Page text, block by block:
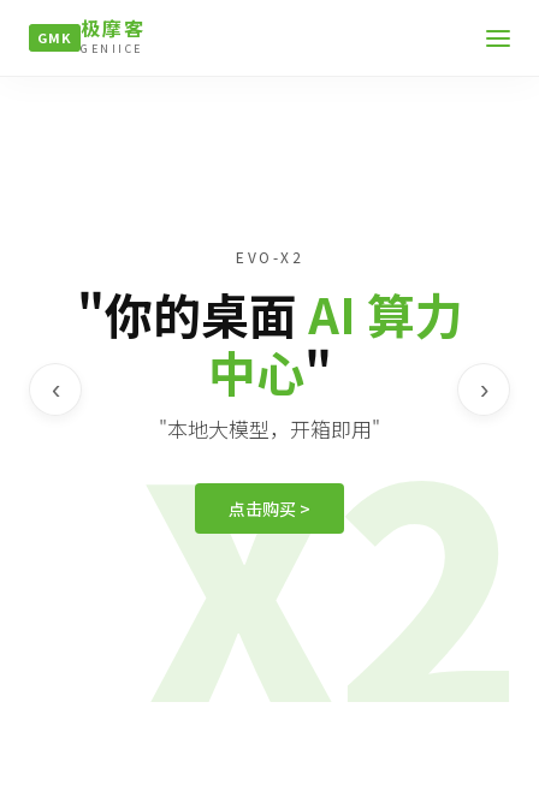
GMK 极摩客
GENIICE
X2
EVO-X2
"你的桌面AI 算力
中心"
"本地大模型，开箱即用"
点击购买 >
‹ ›